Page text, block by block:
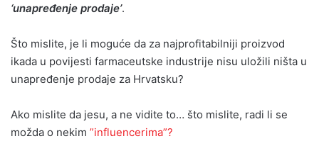
‘unapređenje prodaje’.
Što mislite, je li moguće da za najprofitabilniji proizvod
ikada u povijesti farmaceutske industrije nisu uložili ništa u
unapređenje prodaje za Hrvatsku?
Ako mislite da jesu, a ne vidite to… što mislite, radi li se
možda o nekim ”influencerima”?